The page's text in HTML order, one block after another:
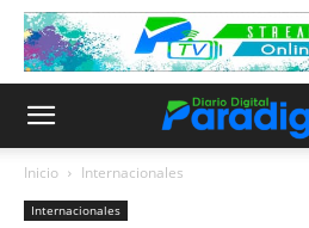
Inicio Internacionales
Internacionales